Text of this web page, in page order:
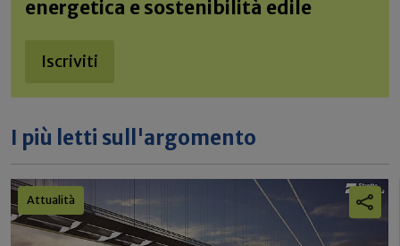
energetica e sostenibilità edile
Iscriviti
I più letti sull'argomento
Attualità